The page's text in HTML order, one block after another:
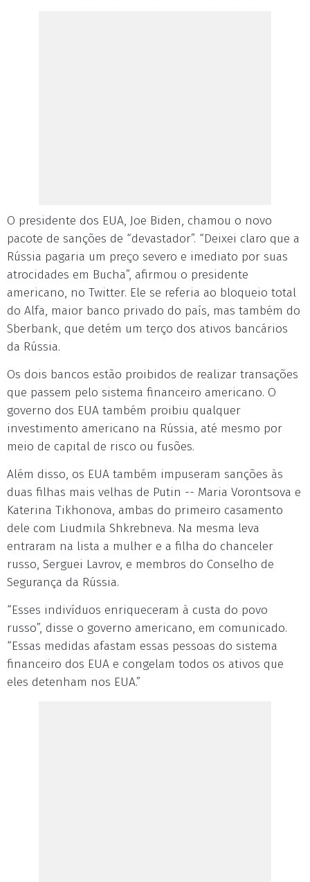
O presidente dos EUA, Joe Biden, chamou o novo
pacote de sanções de “devastador”. “Deixei claro que a
Rússia pagaria um preço severo e imediato por suas
atrocidades em Bucha”, afirmou o presidente
americano, no Twitter. Ele se referia ao bloqueio total
do Alfa, maior banco privado do país, mas também do
Sberbank, que detém um terço dos ativos bancários
da Rússia.
Os dois bancos estão proibidos de realizar transações
que passem pelo sistema financeiro americano. O
governo dos EUA também proibiu qualquer
investimento americano na Rússia, até mesmo por
meio de capital de risco ou fusões.
Além disso, os EUA também impuseram sanções às
duas filhas mais velhas de Putin -- Maria Vorontsova e
Katerina Tikhonova, ambas do primeiro casamento
dele com Liudmila Shkrebneva. Na mesma leva
entraram na lista a mulher e a filha do chanceler
russo, Serguei Lavrov, e membros do Conselho de
Segurança da Rússia.
“Esses indivíduos enriqueceram à custa do povo
russo”, disse o governo americano, em comunicado.
“Essas medidas afastam essas pessoas do sistema
financeiro dos EUA e congelam todos os ativos que
eles detenham nos EUA.”